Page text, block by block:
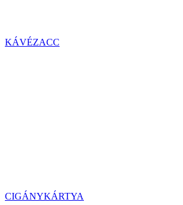
KÁVÉZACC
CIGÁNYKÁRTYA